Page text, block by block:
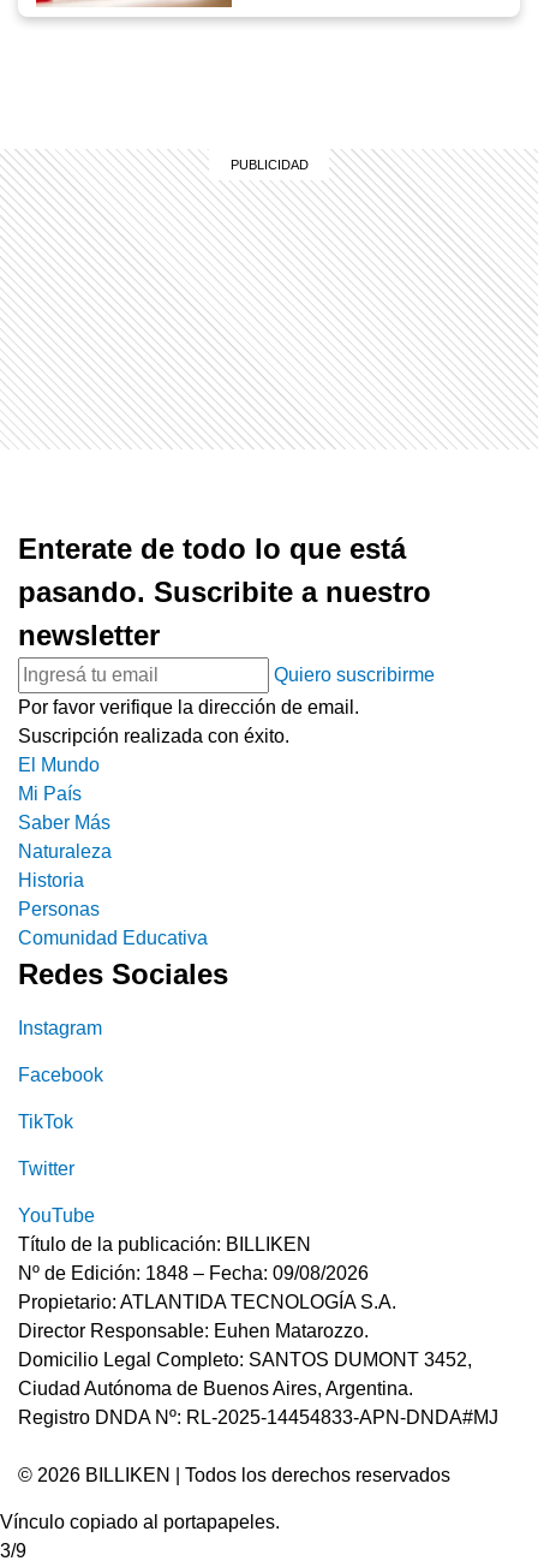
Enterate de todo lo que está
pasando. Suscribite a nuestro
newsletter
Quiero suscribirme
Por favor verifique la dirección de email.
Suscripción realizada con éxito.
El Mundo
Mi País
Saber Más
Naturaleza
Historia
Personas
Comunidad Educativa
Redes Sociales
Instagram
Facebook
TikTok
Twitter
YouTube
Título de la publicación: BILLIKEN
Nº de Edición: 1848 – Fecha: 09/08/2026
Propietario: ATLANTIDA TECNOLOGÍA S.A.
Director Responsable: Euhen Matarozzo.
Domicilio Legal Completo: SANTOS DUMONT 3452,
Ciudad Autónoma de Buenos Aires, Argentina.
Registro DNDA Nº: RL-2025-14454833-APN-DNDA#MJ
© 2026 BILLIKEN | Todos los derechos reservados
Vínculo copiado al portapapeles.
3/9